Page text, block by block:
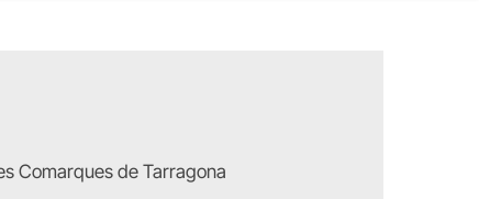
Comarques de Tarragona